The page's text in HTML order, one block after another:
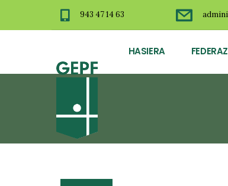
943 47 14 63
HASIERA